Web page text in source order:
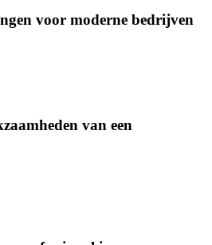
voor moderne bedrijven
van een